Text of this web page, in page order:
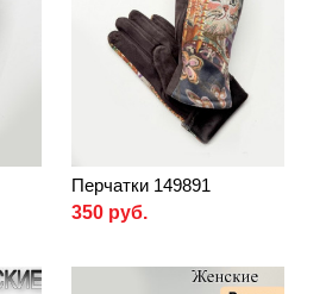
Перчатки 149891
350 руб.